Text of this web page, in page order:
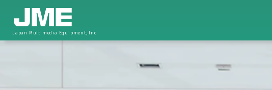
Japan Multimedia Equipment, Inc